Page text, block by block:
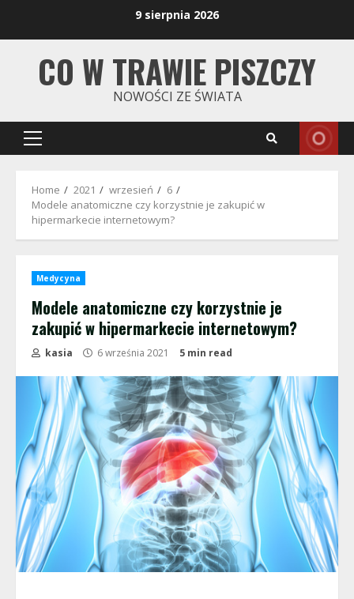
9 sierpnia 2026
CO W TRAWIE PISZCZY
NOWOŚCI ZE ŚWIATA
Primary
Home 2021 wrzesień
6
Modele anatomiczne czy korzystnie je zakupić w
hipermarkecie internetowym?
Medycyna
Modele anatomiczne czy korzystnie je
zakupić w hipermarkecie internetowym?
kasia 6 września 2021 5 min read